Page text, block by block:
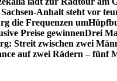
Anhalt steht vor
die Frequenzen um
Preise gewinnenDrei
Streit zwischen zwei
auf zwei Rädern – fünf